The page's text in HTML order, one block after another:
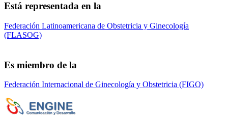
Está representada en la
Federación Latinoamericana de Obstetricia y Ginecología
(FLASOG)
Es miembro de la
Federación Internacional de Ginecología y Obstetricia (FIGO)